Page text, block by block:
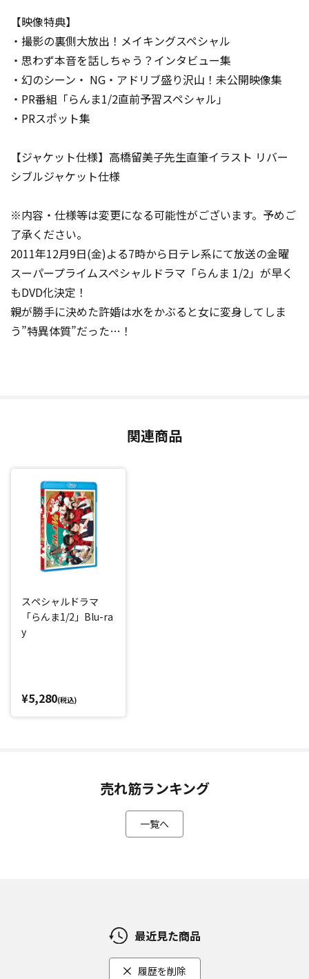
【映像特典】
・撮影の裏側大放出！メイキングスペシャル
・思わず本音を話しちゃう？インタビュー集
・幻のシーン・ NG・アドリブ盛り沢山！未公開映像集
・PR番組「らんま1/2直前予習スペシャル」
・PRスポット集
【ジャケット仕様】高橋留美子先生直筆イラスト リバー
シブルジャケット仕様
※内容・仕様等は変更になる可能性がございます。予めご
了承ください。
2011年12月9日(金)よる7時から日テレ系にて放送の金曜
スーパープライムスペシャルドラマ「らんま 1/2」が早く
もDVD化決定！
親が勝手に決めた許婚は水をかぶると女に変身してしま
う”特異体質”だった…！
関連商品
スペシャルドラマ
「らんま1/2」Blu-ra
y
¥5,280(税込)
売れ筋ランキング
一覧へ
最近見た商品
履歴を削除